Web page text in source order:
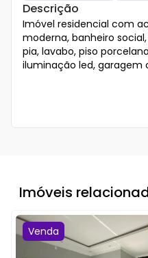
Descrição
Imóvel residencial com
moderna, banheiro
pia, lavabo, piso
iluminação led, garagem
Venda
Imóveis